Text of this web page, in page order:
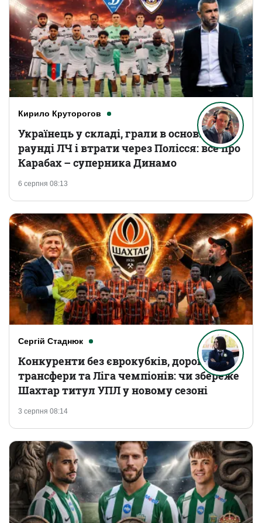
Кирило Круторогов
6 серпня 08:13
Українець у складі, грали в основному
раунді ЛЧ і втрати через Полісся: все про
Карабах – суперника Динамо
Сергій Стаднюк
3 серпня 08:14
Конкуренти без єврокубків, дорогі
трансфери та Ліга чемпіонів: чи збереже
Шахтар титул УПЛ у новому сезоні